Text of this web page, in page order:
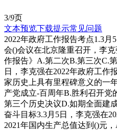
3/9页
文本预览下载提示常见问题
2022年政府⼯作报告考点1.3
会()会议在北京隆重召开，李
作报告》A.第⼆次B.第三次C.
⽇，李克强在2022年政府⼯作
家历史上具有⾥程碑意义的⼀
产党成⽴-百周年B.胜利召开党
第三个历史决议D.如期全⾯建
奋⽃⽬标3.3⽉5⽇，李克强在
2021年国内⽣产总值达到()元